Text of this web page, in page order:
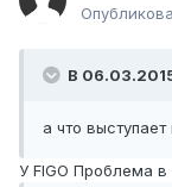
В
а что
У FIGO Проблема в